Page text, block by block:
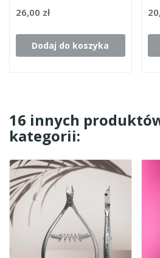
26,00 zł
Dodaj do koszyka
16 innych
kategorii: